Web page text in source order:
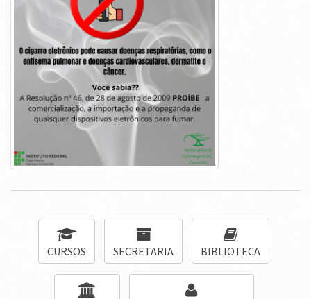
CURSOS SECRETARIA BIBLIOTECA